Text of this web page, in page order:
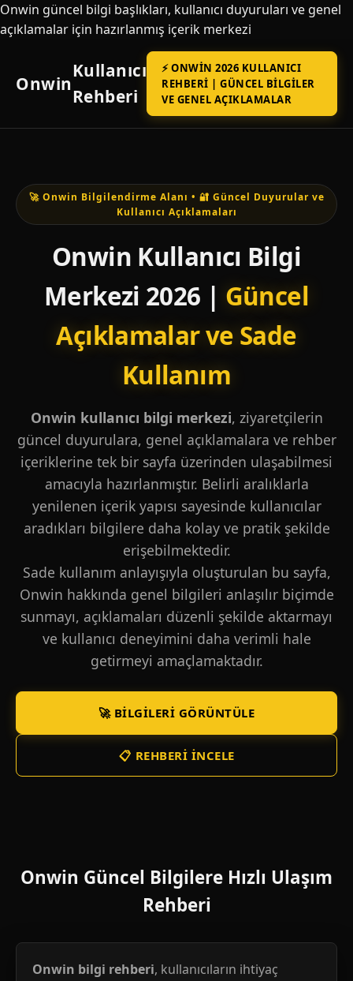
Onwin güncel bilgi başlıkları, kullanıcı duyuruları ve genel
açıklamalar için hazırlanmış içerik merkezi
Onwin
Kullanıcı
Rehberi
⚡ ONWIN 2026 KULLANICI
REHBERI | GÜNCEL BILGILER
VE GENEL AÇIKLAMALAR
🚀 Onwin Bilgilendirme Alanı • 🔐 Güncel Duyurular ve
Kullanıcı Açıklamaları
Onwin Kullanıcı Bilgi
Merkezi 2026 | Güncel
Açıklamalar ve Sade
Kullanım
Onwin kullanıcı bilgi merkezi, ziyaretçilerin
güncel duyurulara, genel açıklamalara ve rehber
içeriklerine tek bir sayfa üzerinden ulaşabilmesi
amacıyla hazırlanmıştır. Belirli aralıklarla
yenilenen içerik yapısı sayesinde kullanıcılar
aradıkları bilgilere daha kolay ve pratik şekilde
erişebilmektedir.
Sade kullanım anlayışıyla oluşturulan bu sayfa,
Onwin hakkında genel bilgileri anlaşılır biçimde
sunmayı, açıklamaları düzenli şekilde aktarmayı
ve kullanıcı deneyimini daha verimli hale
getirmeyi amaçlamaktadır.
🚀 BILGILERI GÖRÜNTÜLE
📋 REHBERI İNCELE
Onwin Güncel Bilgilere Hızlı Ulaşım
Rehberi
Onwin bilgi rehberi, kullanıcıların ihtiyaç